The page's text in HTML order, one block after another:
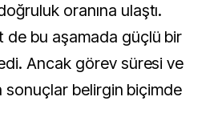
oranına ulaştı.
de bu aşamada güçlü bir
Ancak görev süresi ve
sonuçlar belirgin biçimde